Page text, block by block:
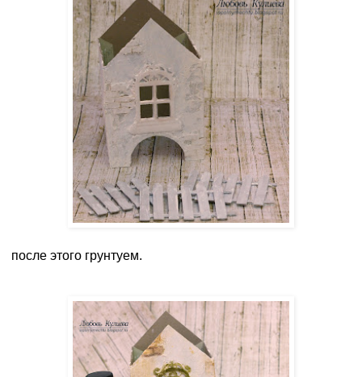
после этого грунтуем.